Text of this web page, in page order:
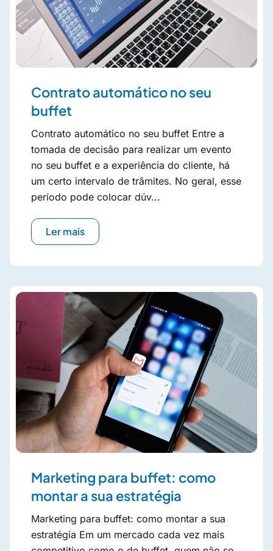
Contrato automático no seu
buffet
Contrato automático no seu buffet Entre a
tomada de decisão para realizar um evento
no seu buffet e a experiência do cliente, há
um certo intervalo de trâmites. No geral, esse
período pode colocar dúv...
Ler mais
Marketing para buffet: como
montar a sua estratégia
Marketing para buffet: como montar a sua
estratégia Em um mercado cada vez mais